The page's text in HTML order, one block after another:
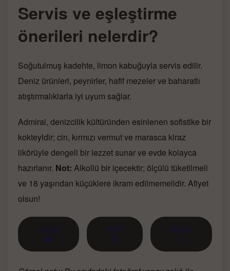
Servis ve eşleştirme
önerileri nelerdir?
Soğutulmuş kadehte, limon kabuğuyla servis edilir.
Deniz ürünleri, peynirler, hafif mezeler ve baharatlı
atıştırmalıklarla iyi uyum sağlar.
Admiral, denizcilik kültüründen esinlenen sofistike bir
kokteyldir; cin, kırmızı vermut ve marasca kiraz
likörüyle dengeli bir lezzet sunar ve evde kolayca
hazırlanır. Not: Alkollü bir içecektir; ölçülü tüketilmeli
ve 18 yaşından küçüklere ikram edilmemelidir. Afiyet
olsun!
Yazdır
🖨
PDF
📄
eBook
📱